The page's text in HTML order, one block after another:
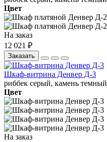
Цвет
На заказ
12 021 ₽
Заказать
Шкаф-витрина Денвер Д-3
риббек серый, камень темный
Цвет
На заказ